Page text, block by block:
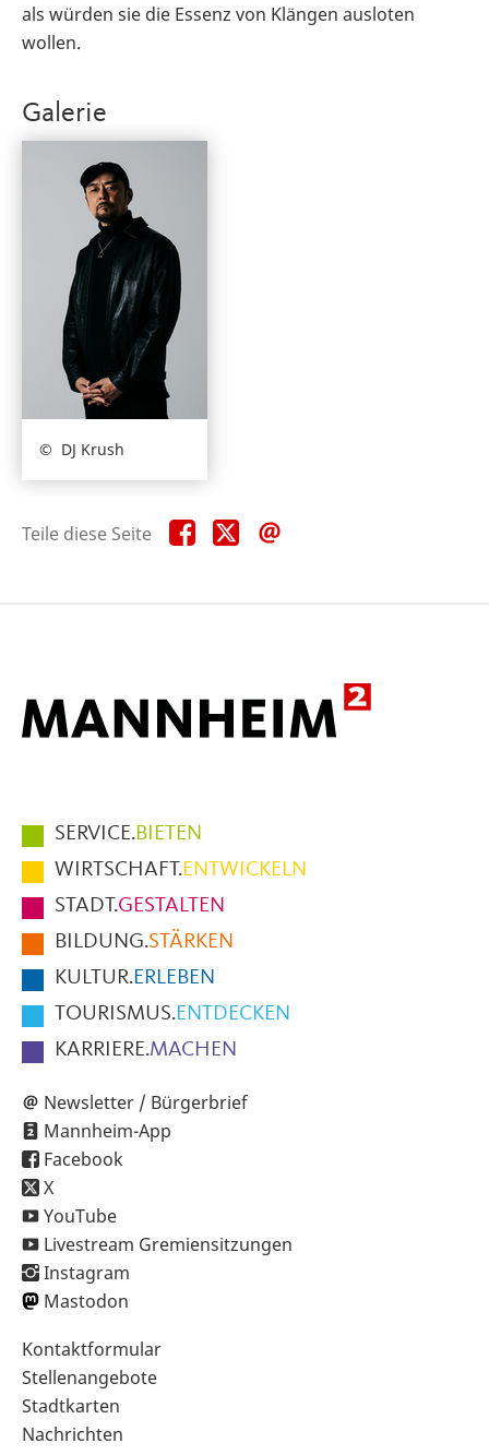
als würden sie die Essenz von Klängen ausloten
wollen.
Galerie
DJ Krush
Teile diese Seite Teile
diese
Teile
diese
Hauptmenüpunkte
im
Fußbereich
der
Seite
SERVICE.BIETEN
WIRTSCHAFT.ENTWICKELN
STADT.GESTALTEN
BILDUNG.STÄRKEN
KULTUR.ERLEBEN
TOURISMUS.ENTDECKEN
KARRIERE.MACHEN
Newsletter / Bürgerbrief
Mannheim-App
Facebook
X
YouTube
Livestream Gremiensitzungen
Instagram
Mastodon
Sekundärnavigation
im
Fußbereich
Kontaktformular
Stellenangebote
Stadtkarten
Nachrichten